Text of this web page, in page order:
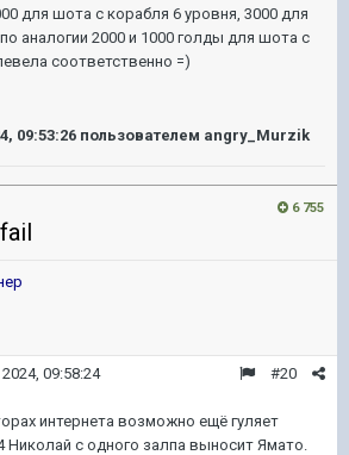
для шота с корабля 6 уровня, 3000 для
аналогии 2000 и 1000 голды для шота с
соответственно =)
09:53:26 пользователем angry_Murzik
6 755
#20
09:58:24
интернета возможно ещё гуляет
Николай с одного залпа выносит Ямато.